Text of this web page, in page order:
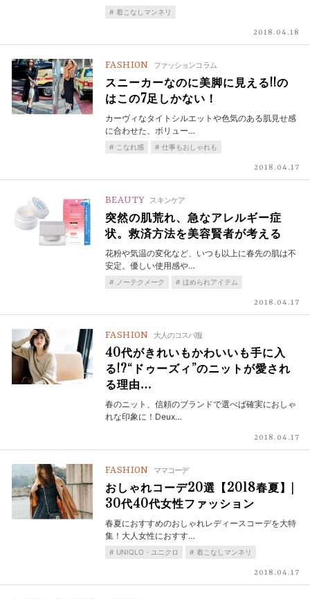
着こなしマンネリ
2018.04.18
FASHION ファッションコラム
スニーカーなのに美脚に見える!!の
はこの7足しかない！
カーヴィなタイトシルエットや色気のある肌見せ感
に合わせた、ボリュー…
こなれ感 仕事もおしゃれも
2018.04.17
BEAUTY スキンケア
突然の肌荒れ、急なアレルギー症
状。救済方法を美容賢者が考える
花粉や気温の変化など、いつも以上に春先の肌は不
安定。優しい使用感や…
ノーテクメーク ほめられアイテム
2018.04.17
FASHION 大人のコスパ服
40代がきれいもかわいいも手に入
る!?“ドゥーズィ”のニットが愛され
る理由…
春のニット、信頼のブランドで選べば確実におしゃ
れな印象に！Deux…
2018.04.17
FASHION ママコーデ
おしゃれコーデ20選【2018春夏】|
30代40代女性ファッション
春夏におすすめのおしゃれレディースコーデを大特
集！大人女性におすす…
UNIQLO・ユニクロ 着こなしマンネリ
2018.04.17